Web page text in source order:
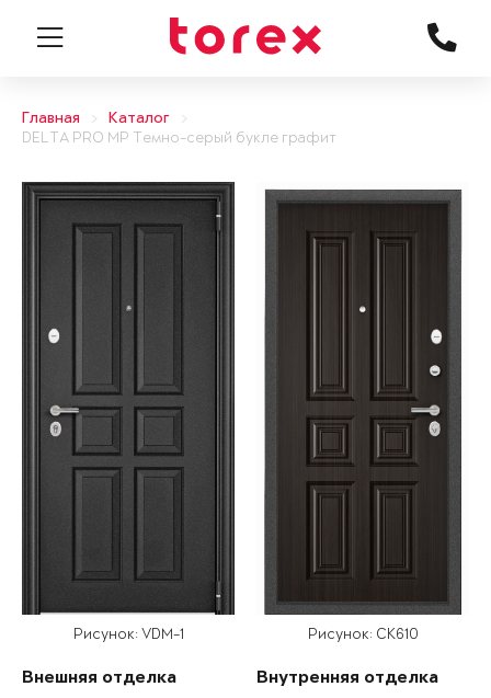
Главная
Каталог
DELTA PRO MP Темно-серый букле графит
Рисунок: VDM-1
Внешняя отделка
Рисунок: СК610
Внутренняя отделка